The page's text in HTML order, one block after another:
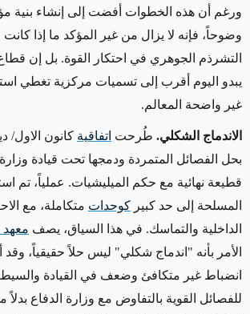
ورغم أن هذه الخطوات أفضت إلى إنشاء بنية
وضوحاً، فإنه لا يزال من غير المؤكد ما إذا
التشرذم الجوهري في احتكار القوة. بل إن
يبدو اليوم أقرب إلى تسميات مركزية تغطي
غير واضحة المعالم.
الاندماج الشكلي. طُرحت اتفاقية كانون الاول/
بحل الفصائل المتمردة ودمجها تحت قيادة
قطيعة نهائية مع حكم الميليشيات. عملياً، تم
المسلحة إلى حد كبير كوحدات متكاملة، مع
الداخلية والتماسك. في هذا السياق، يصف
الأمر بأنه "اندماج شكلي" ليس حلاً حقيقياً، وقد
انضباط غير متكافئ وضعف في القيادة
للفصائل القوية بالتفاوض مع وزارة الدفاع بدلاً